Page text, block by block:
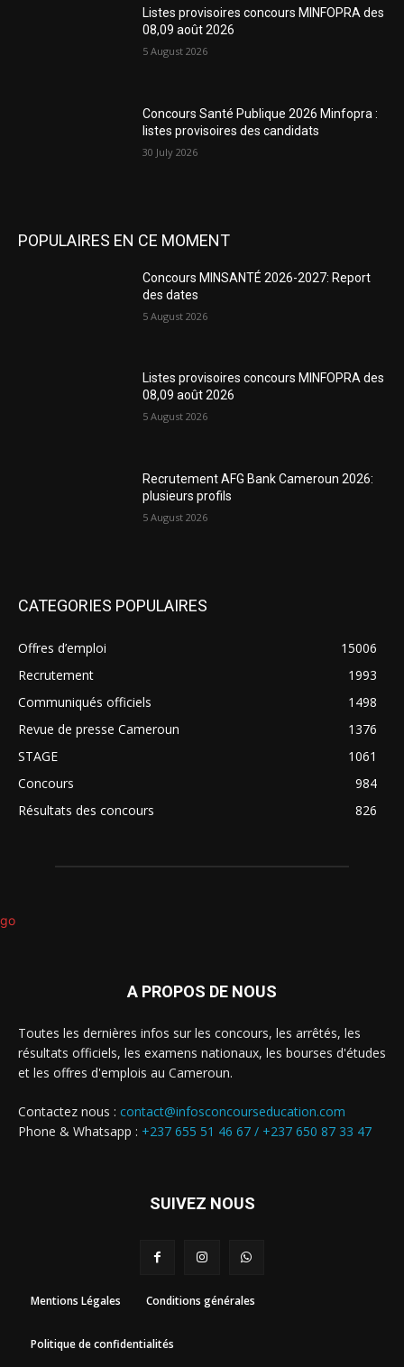
Listes provisoires concours MINFOPRA des
08,09 août 2026
5 August 2026
Concours Santé Publique 2026 Minfopra :
listes provisoires des candidats
30 July 2026
POPULAIRES EN CE MOMENT
Concours MINSANTÉ 2026-2027: Report
des dates
5 August 2026
Listes provisoires concours MINFOPRA des
08,09 août 2026
5 August 2026
Recrutement AFG Bank Cameroun 2026:
plusieurs profils
5 August 2026
CATEGORIES POPULAIRES
Offres d’emploi
15006
Recrutement
1993
Communiqués officiels
1498
Revue de presse Cameroun
1376
STAGE
1061
Concours
984
Résultats des concours
826
A PROPOS DE NOUS
Toutes les dernières infos sur les concours, les arrêtés, les
résultats officiels, les examens nationaux, les bourses d'études
et les offres d'emplois au Cameroun.
Contactez nous : contact@infosconcourseducation.com
Phone & Whatsapp : +237 655 51 46 67 / +237 650 87 33 47
SUIVEZ NOUS
Mentions Légales Conditions générales
Politique de confidentialités